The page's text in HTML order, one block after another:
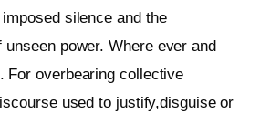
silence and the
power. Where ever and
For overbearing collective
used to justify,disguise or